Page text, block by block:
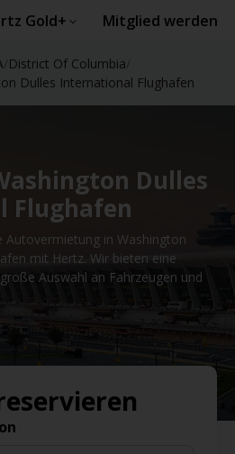
Gold+ Mitglied werden
District Of Columbia
Dulles International Flughafen
Dulles
Flughafen
Autovermietung in Washington
mit Hertz. Wir bieten eine
Auswahl an Fahrzeugen und